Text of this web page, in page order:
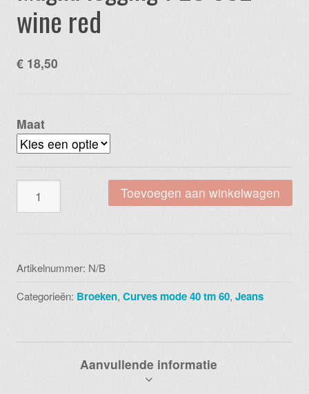
wine red
€ 18,50
Maat
032
wine
red
Toevoegen aan winkelwagen
Artikelnummer: N/B
Categorieën: Broeken,Curves mode 40 tm 60,Jeans
Aanvullende informatie